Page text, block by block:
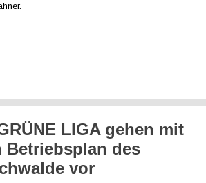
LIGA gehen mit
Betriebsplan des
vor